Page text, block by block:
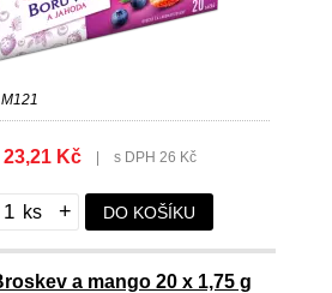
M121
23,21 Kč s DPH 26 Kč
+ DO KOŠÍKU
a mango 20 x 1,75 g